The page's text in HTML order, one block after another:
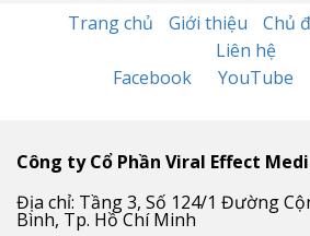
Trang chủ Giới thiệu Chủ
Liên hệ
Facebook
YouTube
Công ty Cổ Phần Viral Effect
Địa chỉ: Tầng 3, Số 124/1 Đường
Bình, Tp. Hồ Chí Minh